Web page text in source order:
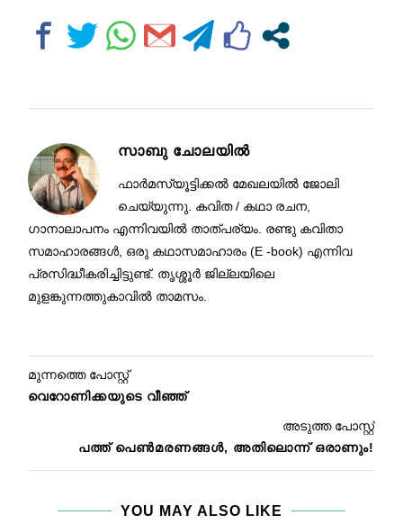
സാബു ചോലയിൽ
ഫാർമസ്യൂട്ടിക്കൽ മേഖലയിൽ ജോലി
ചെയ്യുന്നു. കവിത / കഥാ രചന,
ഗാനാലാപനം എന്നിവയിൽ താത്പര്യം. രണ്ടു കവിതാ
സമാഹാരങ്ങൾ, ഒരു കഥാസമാഹാരം (E -book) എന്നിവ
പ്രസിദ്ധീകരിച്ചിട്ടുണ്ട്. തൃശ്ശൂർ ജില്ലയിലെ
മുളങ്കുന്നത്തുകാവിൽ താമസം.
മുന്നത്തെ പോസ്റ്റ്
വെറോണിക്കയുടെ വീഞ്ഞ്
അടുത്ത പോസ്റ്റ്
പത്ത് പെൺമരണങ്ങൾ, അതിലൊന്ന് ഒരാണും!
YOU MAY ALSO LIKE